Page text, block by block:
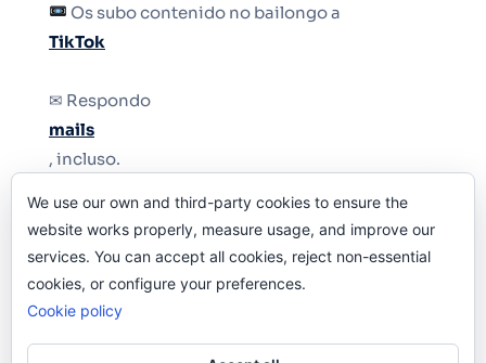
Os subo contenido no bailongo a
TikTok
✉ Respondo
mails
, incluso.
Y si una persona no puede tener teléfono, que
le quiten el teléfono.
We use our own and third-party cookies to ensure the
website works properly, measure usage, and improve our
services. You can accept all cookies, reject non-essential
cookies, or configure your preferences.
Cookie policy